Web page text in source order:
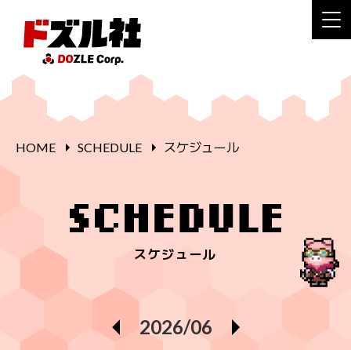
HOME SCHEDULE スケジュール
スケジュール
2026/06